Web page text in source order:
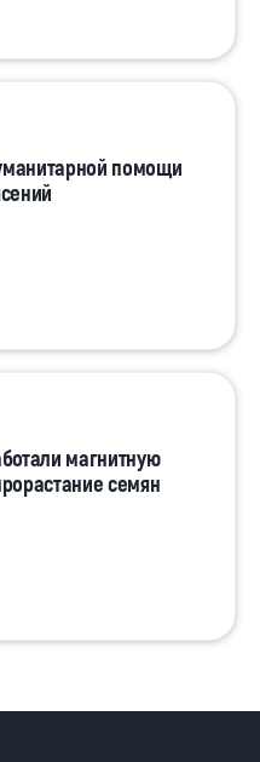
помощи
магнитную
семян